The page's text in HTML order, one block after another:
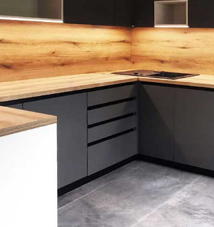
u ponudi
i okućnica Zaštitna
odjeća